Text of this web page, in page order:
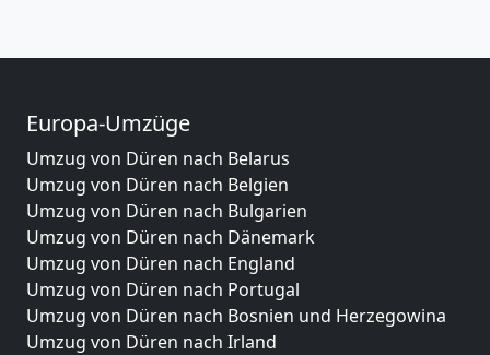
Europa-Umzüge
Umzug von Düren nach Belarus
Umzug von Düren nach Belgien
Umzug von Düren nach Bulgarien
Umzug von Düren nach Dänemark
Umzug von Düren nach England
Umzug von Düren nach Portugal
Umzug von Düren nach Bosnien und Herzegowina
Umzug von Düren nach Irland